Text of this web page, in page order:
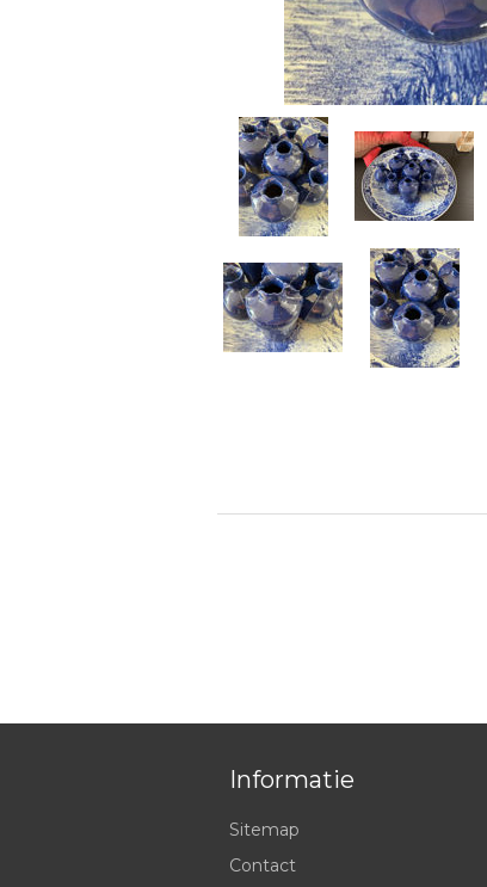
Informatie
Sitemap
Contact